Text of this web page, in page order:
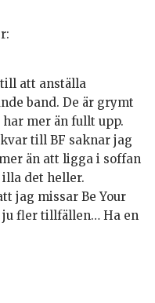
att anställa
band. De är grymt
mer än fullt upp.
till BF saknar jag
än att ligga i soffan
illa det heller.
jag missar Be Your
ju fler tillfällen… Ha en